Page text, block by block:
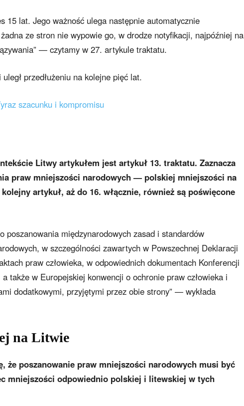
15 lat. Jego ważność ulega następnie automatycznie
ze stron nie wypowie go, w drodze notyfikacji, najpóźniej na
— czytamy w 27. artykule traktatu.
przedłużeniu na kolejne pięć lat.
szacunku i kompromisu
Litwy artykułem jest artykuł 13. traktatu. Zaznacza
praw mniejszości narodowych — polskiej mniejszości na
artykuł, aż do 16. włącznie, również są poświęcone
poszanowania międzynarodowych zasad i standardów
w szczególności zawartych w Powszechnej Deklaracji
praw człowieka, w odpowiednich dokumentach Konferencji
także w Europejskiej konwencji o ochronie praw człowieka i
dodatkowymi, przyjętymi przez obie strony” — wykłada
na Litwie
że poszanowanie praw mniejszości narodowych musi być
mniejszości odpowiednio polskiej i litewskiej w tych